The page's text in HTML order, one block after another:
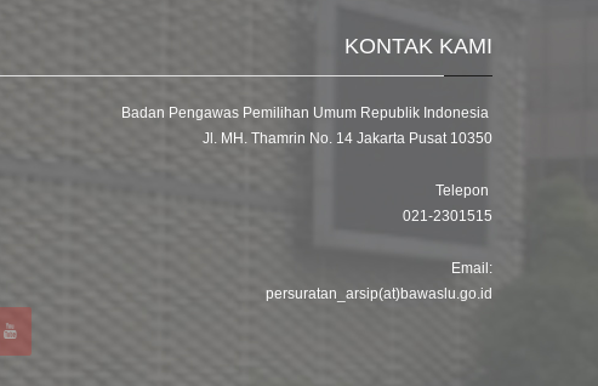
KONTAK KAMI
Badan Pengawas Pemilihan Umum Republik Indonesia
Jl. MH. Thamrin No. 14 Jakarta Pusat 10350
Telepon
021-2301515
Email:
persuratan_arsip(at)bawaslu.go.id